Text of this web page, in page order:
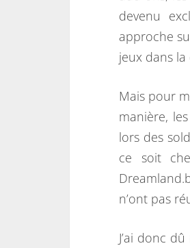
devenu
approche
jeux dans
Mais pour
manière,
lors des
ce soit
n’ont pas
J’ai donc